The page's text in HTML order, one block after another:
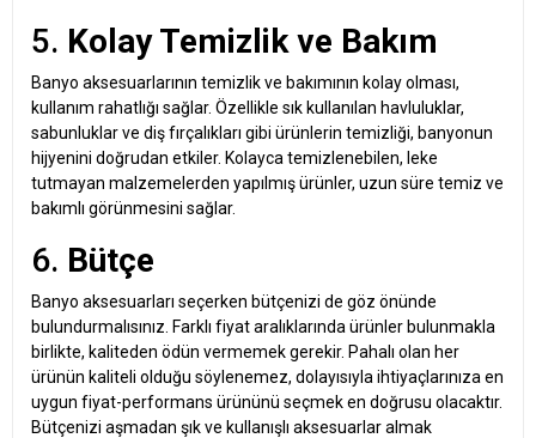
5. Kolay Temizlik ve Bakım
Banyo aksesuarlarının temizlik ve bakımının kolay olması,
kullanım rahatlığı sağlar. Özellikle sık kullanılan havluluklar,
sabunluklar ve diş fırçalıkları gibi ürünlerin temizliği, banyonun
hijyenini doğrudan etkiler. Kolayca temizlenebilen, leke
tutmayan malzemelerden yapılmış ürünler, uzun süre temiz ve
bakımlı görünmesini sağlar.
6. Bütçe
Banyo aksesuarları seçerken bütçenizi de göz önünde
bulundurmalısınız. Farklı fiyat aralıklarında ürünler bulunmakla
birlikte, kaliteden ödün vermemek gerekir. Pahalı olan her
ürünün kaliteli olduğu söylenemez, dolayısıyla ihtiyaçlarınıza en
uygun fiyat-performans ürününü seçmek en doğrusu olacaktır.
Bütçenizi aşmadan şık ve kullanışlı aksesuarlar almak